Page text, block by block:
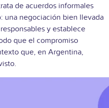
de acuerdos informales
una negociación bien llevada
y establece
que el compromiso
que, en Argentina,